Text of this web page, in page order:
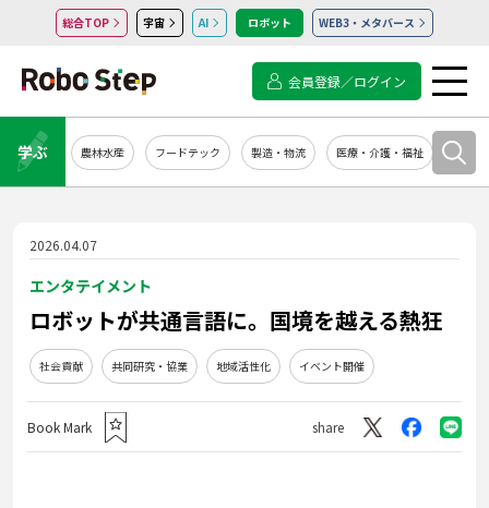
総合TOP 宇宙 AI ロボット WEB3・メタバース
会員登録／ログイン
学ぶ 農林水産 フードテック 製造・物流 医療・介護・福祉 シス
2026.04.07
エンタテイメント
ロボットが共通言語に。国境を越える熱狂
社会貢献 共同研究・協業 地域活性化 イベント開催
Book Mark share